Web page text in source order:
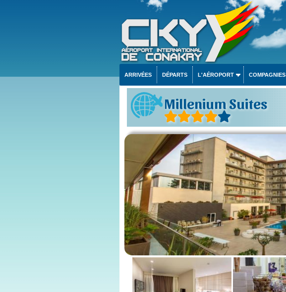
ARRIVÉES DÉPARTS L'AÉROPORT COMPAGNIES
Millenium Suites